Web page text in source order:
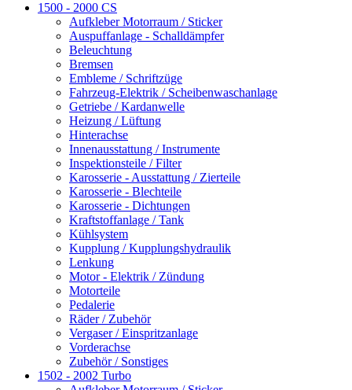
1500 - 2000 CS
Aufkleber Motorraum / Sticker
Auspuffanlage - Schalldämpfer
Beleuchtung
Bremsen
Embleme / Schriftzüge
Fahrzeug-Elektrik / Scheibenwaschanlage
Getriebe / Kardanwelle
Heizung / Lüftung
Hinterachse
Innenausstattung / Instrumente
Inspektionsteile / Filter
Karosserie - Ausstattung / Zierteile
Karosserie - Blechteile
Karosserie - Dichtungen
Kraftstoffanlage / Tank
Kühlsystem
Kupplung / Kupplungshydraulik
Lenkung
Motor - Elektrik / Zündung
Motorteile
Pedalerie
Räder / Zubehör
Vergaser / Einspritzanlage
Vorderachse
Zubehör / Sonstiges
1502 - 2002 Turbo